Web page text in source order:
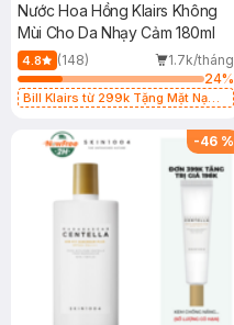
Nước Hoa Hồng Klairs Không
Mùi Cho Da Nhạy Cảm 180ml
4.8 (148)
1.7k/tháng
24%
Bill Klairs từ 299k Tặng Mặt Nạ
25ml (SL Có Hạn)
-46 %